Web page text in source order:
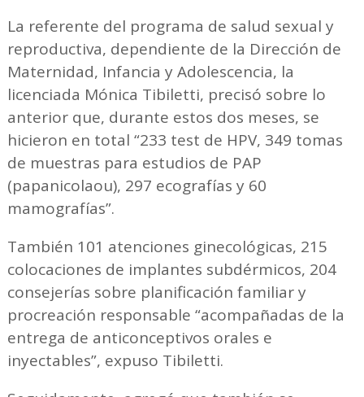
La referente del programa de salud sexual y
reproductiva, dependiente de la Dirección de
Maternidad, Infancia y Adolescencia, la
licenciada Mónica Tibiletti, precisó sobre lo
anterior que, durante estos dos meses, se
hicieron en total “233 test de HPV, 349 tomas
de muestras para estudios de PAP
(papanicolaou), 297 ecografías y 60
mamografías”.
También 101 atenciones ginecológicas, 215
colocaciones de implantes subdérmicos, 204
consejerías sobre planificación familiar y
procreación responsable “acompañadas de la
entrega de anticonceptivos orales e
inyectables”, expuso Tibiletti.